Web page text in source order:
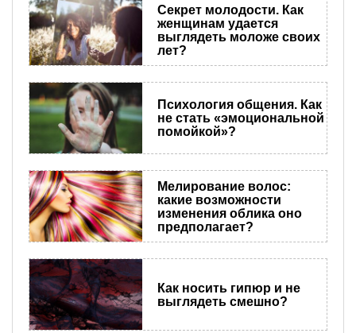
Секрет молодости. Как
женщинам удается
выглядеть моложе своих
лет?
Психология общения. Как
не стать «эмоциональной
помойкой»?
Мелирование волос:
какие возможности
изменения облика оно
предполагает?
Как носить гипюр и не
выглядеть смешно?